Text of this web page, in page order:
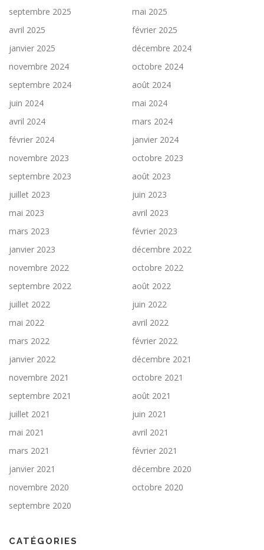
septembre 2025
mai 2025
avril 2025
février 2025
janvier 2025
décembre 2024
novembre 2024
octobre 2024
septembre 2024
août 2024
juin 2024
mai 2024
avril 2024
mars 2024
février 2024
janvier 2024
novembre 2023
octobre 2023
septembre 2023
août 2023
juillet 2023
juin 2023
mai 2023
avril 2023
mars 2023
février 2023
janvier 2023
décembre 2022
novembre 2022
octobre 2022
septembre 2022
août 2022
juillet 2022
juin 2022
mai 2022
avril 2022
mars 2022
février 2022
janvier 2022
décembre 2021
novembre 2021
octobre 2021
septembre 2021
août 2021
juillet 2021
juin 2021
mai 2021
avril 2021
mars 2021
février 2021
janvier 2021
décembre 2020
novembre 2020
octobre 2020
septembre 2020
CATÉGORIES